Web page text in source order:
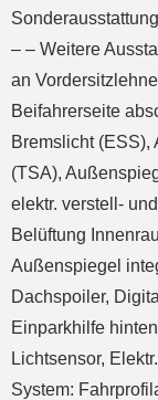
– – Weitere
an
Beifahrerseite
Bremslicht (ESS),
(TSA),
elektr. verstell-
Belüftung
Außenspiegel
Dachspoiler,
Einparkhilfe
Lichtsensor,
System: